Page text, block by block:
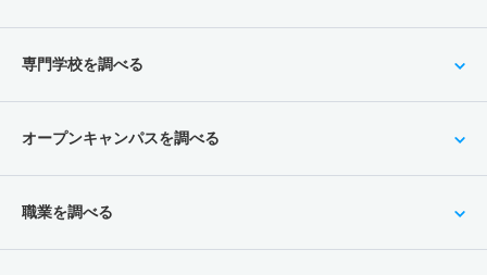
専門学校を調べる
オープンキャンパスを調べる
職業を調べる